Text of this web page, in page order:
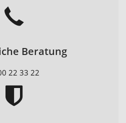
Beratung
22 33 22